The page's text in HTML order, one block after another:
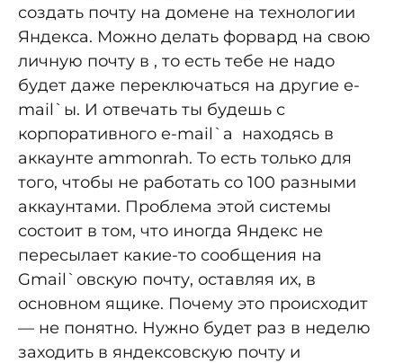
создать почту на домене на технологии
Яндекса. Можно делать форвард на свою
личную почту в , то есть тебе не надо
будет даже переключаться на другие e-
mail`ы. И отвечать ты будешь с
корпоративного e-mail`а находясь в
аккаунте ammonrah. То есть только для
того, чтобы не работать со 100 разными
аккаунтами. Проблема этой системы
состоит в том, что иногда Яндекс не
пересылает какие-то сообщения на
Gmail`овскую почту, оставляя их, в
основном ящике. Почему это происходит
— не понятно. Нужно будет раз в неделю
заходить в яндексовскую почту и